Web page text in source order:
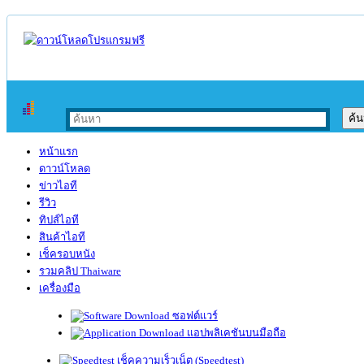
หน้าแรก
ดาวน์โหลด
ข่าวไอที
รีวิว
ทิปส์ไอที
สินค้าไอที
เช็ครอบหนัง
รวมคลิป Thaiware
เครื่องมือ
ซอฟต์แวร์
แอปพลิเคชันบนมือถือ
เช็คความเร็วเน็ต (Speedtest)